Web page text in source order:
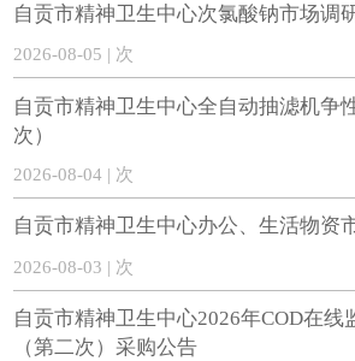
自贡市精神卫生中心次氯酸钠市场调
2026-08-05 | 次
自贡市精神卫生中心全自动抽滤机争
次）
2026-08-04 | 次
自贡市精神卫生中心办公、生活物资
2026-08-03 | 次
自贡市精神卫生中心2026年COD在线
（第二次）采购公告